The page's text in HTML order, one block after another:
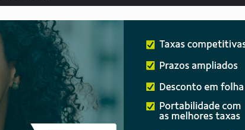
boca de fumo
a PCD's
a estudantes na escola